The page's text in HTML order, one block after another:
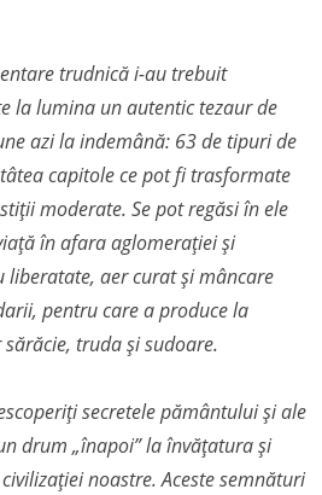
trudnică i-au trebuit
la lumina un autentic tezaur de
azi la indemână: 63 de tipuri de
capitole ce pot fi trasformate
moderate. Se pot regăsi în ele
în afara aglomerației și
aer curat și mâncare
pentru care a produce la
truda și sudoare.
secretele pământului și ale
drum „înapoi” la învățatura și
noastre. Aceste semnături